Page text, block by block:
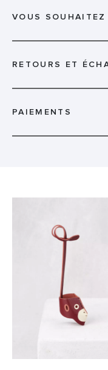
VOUS
RETOURS ET
PAIEMENTS